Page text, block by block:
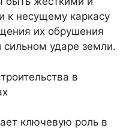
к несущему каркасу
их обрушения
ударе земли.
в
ключевую роль в